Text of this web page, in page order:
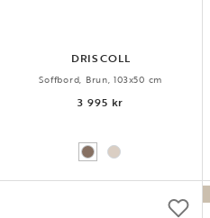
DRISCOLL
Soffbord, Brun, 103x50 cm
3 995 kr